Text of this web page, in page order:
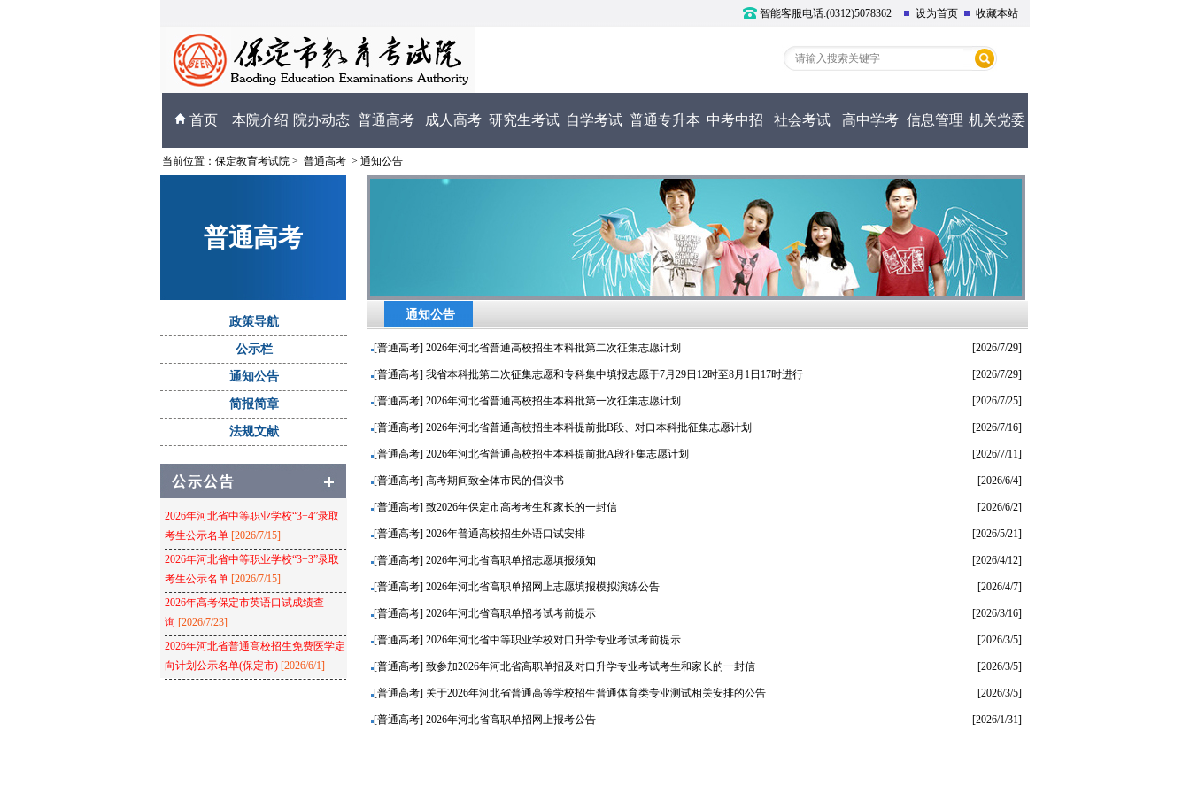
智能客服电话:(0312)5078362 设为首页 收藏本站
首页 本院介绍 院办动态 普通高考 成人高考 研究生考试 自学考试 普通专升本 中考中招 社会考试 高中学考 信息管理 机关党委
当前位置： 保定教育考试院 > 普通高考 > 通知公告
普通高考
政策导航
公示栏
通知公告
简报简章
法规文献
2026年河北省中等职业学校“3+4”录取
考生公示名单 [2026/7/15]
2026年河北省中等职业学校“3+3”录取
考生公示名单 [2026/7/15]
2026年高考保定市英语口试成绩查
询 [2026/7/23]
2026年河北省普通高校招生免费医学定
向计划公示名单(保定市) [2026/6/1]
通知公告
[普通高考] 2026年河北省普通高校招生本科批第二次征集志愿计划 [2026/7/29]
[普通高考] 我省本科批第二次征集志愿和专科集中填报志愿于7月29日12时至8月1日17时进行 [2026/7/29]
[普通高考] 2026年河北省普通高校招生本科批第一次征集志愿计划 [2026/7/25]
[普通高考] 2026年河北省普通高校招生本科提前批B段、对口本科批征集志愿计划 [2026/7/16]
[普通高考] 2026年河北省普通高校招生本科提前批A段征集志愿计划 [2026/7/11]
[普通高考] 高考期间致全体市民的倡议书 [2026/6/4]
[普通高考] 致2026年保定市高考考生和家长的一封信 [2026/6/2]
[普通高考] 2026年普通高校招生外语口试安排 [2026/5/21]
[普通高考] 2026年河北省高职单招志愿填报须知 [2026/4/12]
[普通高考] 2026年河北省高职单招网上志愿填报模拟演练公告 [2026/4/7]
[普通高考] 2026年河北省高职单招考试考前提示 [2026/3/16]
[普通高考] 2026年河北省中等职业学校对口升学专业考试考前提示 [2026/3/5]
[普通高考] 致参加2026年河北省高职单招及对口升学专业考试考生和家长的一封信 [2026/3/5]
[普通高考] 关于2026年河北省普通高等学校招生普通体育类专业测试相关安排的公告 [2026/3/5]
[普通高考] 2026年河北省高职单招网上报考公告 [2026/1/31]